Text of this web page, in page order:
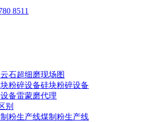
8511
石超细磨现场图
粉碎设备硅块粉碎设备
备雷蒙磨代理
别
粉生产线煤制粉生产线